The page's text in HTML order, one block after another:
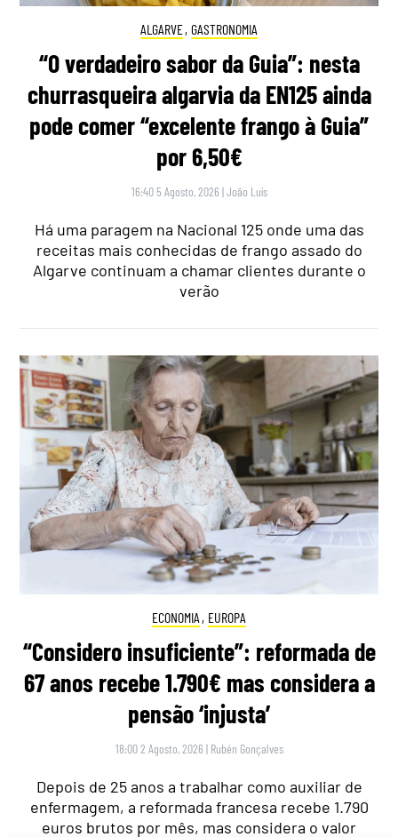
ALGARVE, GASTRONOMIA
“O verdadeiro sabor da Guia”: nesta
churrasqueira algarvia da EN125 ainda
pode comer “excelente frango à Guia”
por 6,50€
16:40 5 Agosto, 2026 |João Luís
Há uma paragem na Nacional 125 onde uma das
receitas mais conhecidas de frango assado do
Algarve continuam a chamar clientes durante o
verão
ECONOMIA , EUROPA
“Considero insuficiente”: reformada de
67 anos recebe 1.790€ mas considera a
pensão ‘injusta’
18:00 2 Agosto, 2026 | Rubén Gonçalves
Depois de 25 anos a trabalhar como auxiliar de
enfermagem, a reformada francesa recebe 1.790
euros brutos por mês, mas considera o valor